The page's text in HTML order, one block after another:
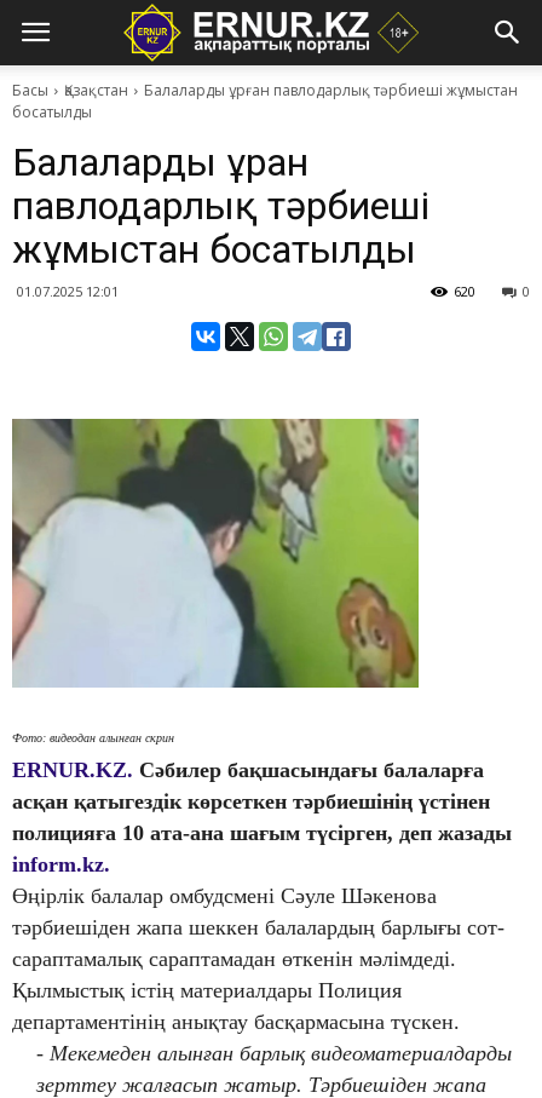
Басы Қазақстан
​Балаларды ұрған павлодарлық тәрбиеші жұмыстан
босатылды
​Балаларды ұрған
павлодарлық тәрбиеші
жұмыстан босатылды
01.07.2025 12:01 0
620
Фото: видеодан алынған скрин
ERNUR.KZ. Сәбилер бақшасындағы балаларға
асқан қатыгездік көрсеткен тәрбиешінің үстінен
полицияға 10 ата-ана шағым түсірген, деп жазады
inform.kz.
Өңірлік балалар омбудсмені Сәуле Шәкенова
тәрбиешіден жапа шеккен балалардың барлығы сот-
сараптамалық сараптамадан өткенін мәлімдеді.
Қылмыстық істің материалдары Полиция
департаментінің анықтау басқармасына түскен.
- Мекемеден алынған барлық видеоматериалдарды
зерттеу жалғасып жатыр. Тәрбиешіден жапа